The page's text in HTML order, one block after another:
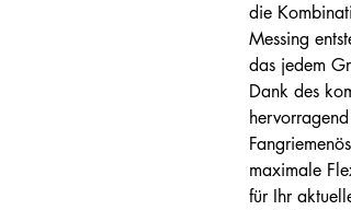
die
Messing
das jedem
Dank des
maximale
für Ihr